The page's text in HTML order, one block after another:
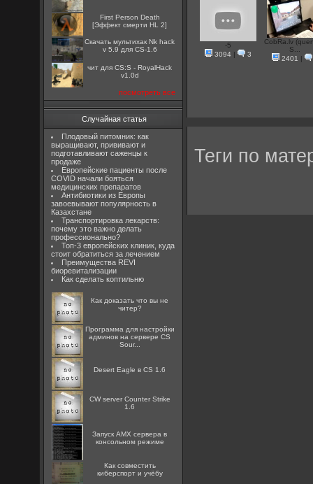
First Person Death
[Эффект смерти HL 2]
Скачать мультихак Nk hack
v 5.9 для CS-1.6
чит для CS:S - RoyalHack
v1.0d
посмотреть все
Случайная статья
Плодовый питомник: как
выращивают, прививают и
подготавливают саженцы к
продаже
Европейские пациенты после
COVID начали бояться
медицинских препаратов
Антибиотики из Европы
завоевывают популярность в
Казахстане
Транспортировка лекарств:
почему это важно делать
профессионально?
Топ-3 европейских клиник, куда
стоит обратиться за лечением
Преимущества REVI
биоревитализации
Как сделать коптильню
Как доказать что вы не
читер?
Программа для настройки
админов на сервере CS
Sour...
Desert Eagle в CS 1.6
CW server Counter Strike
1.6
Запуск AMX сервера в
консольном режиме
Как совместить
киберспорт и учёбу
-5
3094| 3
CobRa.lv
S...
2401 |
Теги по